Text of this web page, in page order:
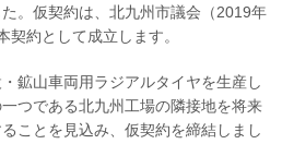
。仮契約は、北九州市議会（2019年
約として成立します。
鉱山車両用ラジアルタイヤを生産し
つである北九州工場の隣接地を将来
ことを見込み、仮契約を締結しまし